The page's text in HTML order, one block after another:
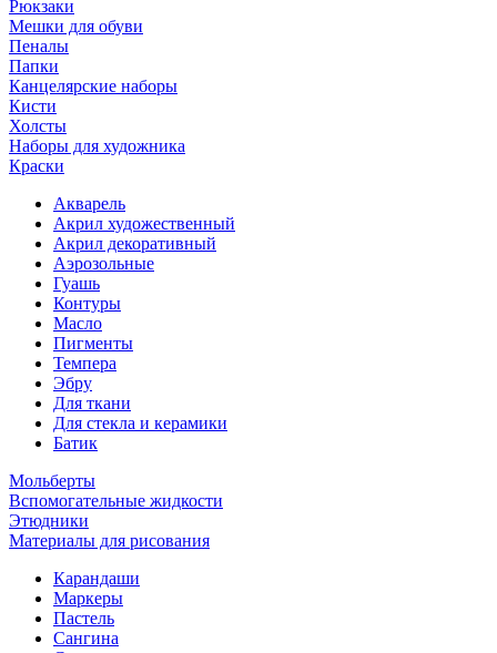
Рюкзаки
Мешки для обуви
Пеналы
Папки
Канцелярские наборы
Кисти
Холсты
Наборы для художника
Краски
Акварель
Акрил художественный
Акрил декоративный
Аэрозольные
Гуашь
Контуры
Масло
Пигменты
Темпера
Эбру
Для ткани
Для стекла и керамики
Батик
Мольберты
Вспомогательные жидкости
Этюдники
Материалы для рисования
Карандаши
Маркеры
Пастель
Сангина